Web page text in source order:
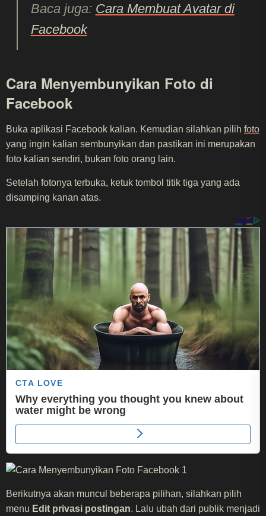
Baca juga: Cara Membuat Avatar di
Facebook
Cara Menyembunyikan Foto di
Facebook
Buka aplikasi Facebook kalian. Kemudian silahkan pilih foto
yang ingin kalian sembunyikan dan pastikan ini merupakan
foto kalian sendiri, bukan foto orang lain.
Setelah fotonya terbuka, ketuk tombol titik tiga yang ada
disamping kanan atas.
Berikutnya akan muncul beberapa pilihan, silahkan pilih
menu Edit privasi postingan. Lalu ubah dari publik menjadi